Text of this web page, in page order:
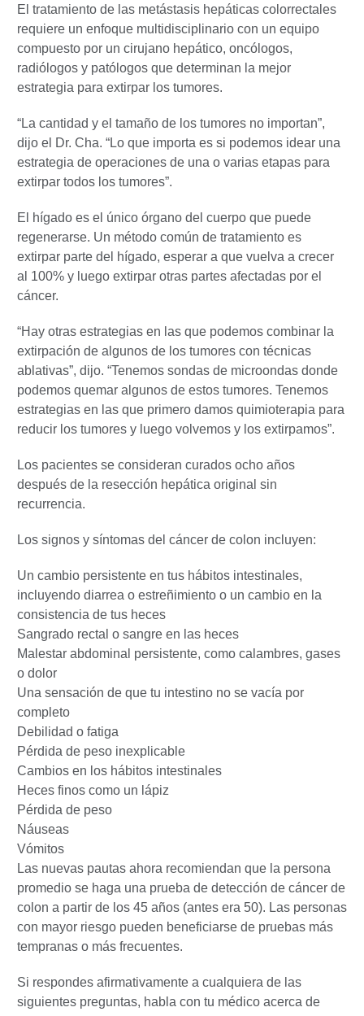
El tratamiento de las metástasis hepáticas colorrectales
requiere un enfoque multidisciplinario con un equipo
compuesto por un cirujano hepático, oncólogos,
radiólogos y patólogos que determinan la mejor
estrategia para extirpar los tumores.
“La cantidad y el tamaño de los tumores no importan”,
dijo el Dr. Cha. “Lo que importa es si podemos idear una
estrategia de operaciones de una o varias etapas para
extirpar todos los tumores”.
El hígado es el único órgano del cuerpo que puede
regenerarse. Un método común de tratamiento es
extirpar parte del hígado, esperar a que vuelva a crecer
al 100% y luego extirpar otras partes afectadas por el
cáncer.
“Hay otras estrategias en las que podemos combinar la
extirpación de algunos de los tumores con técnicas
ablativas”, dijo. “Tenemos sondas de microondas donde
podemos quemar algunos de estos tumores. Tenemos
estrategias en las que primero damos quimioterapia para
reducir los tumores y luego volvemos y los extirpamos”.
Los pacientes se consideran curados ocho años
después de la resección hepática original sin
recurrencia.
Los signos y síntomas del cáncer de colon incluyen:
Un cambio persistente en tus hábitos intestinales,
incluyendo diarrea o estreñimiento o un cambio en la
consistencia de tus heces
Sangrado rectal o sangre en las heces
Malestar abdominal persistente, como calambres, gases
o dolor
Una sensación de que tu intestino no se vacía por
completo
Debilidad o fatiga
Pérdida de peso inexplicable
Cambios en los hábitos intestinales
Heces finos como un lápiz
Pérdida de peso
Náuseas
Vómitos
Las nuevas pautas ahora recomiendan que la persona
promedio se haga una prueba de detección de cáncer de
colon a partir de los 45 años (antes era 50). Las personas
con mayor riesgo pueden beneficiarse de pruebas más
tempranas o más frecuentes.
Si respondes afirmativamente a cualquiera de las
siguientes preguntas, habla con tu médico acerca de